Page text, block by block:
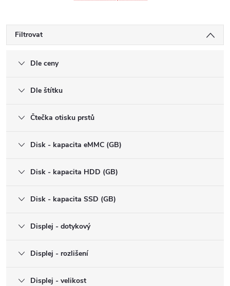
Filtrovat
Dle ceny
Dle štítku
Čtečka otisku prstů
Disk - kapacita eMMC (GB)
Disk - kapacita HDD (GB)
Disk - kapacita SSD (GB)
Displej - dotykový
Displej - rozlišení
Displej - velikost